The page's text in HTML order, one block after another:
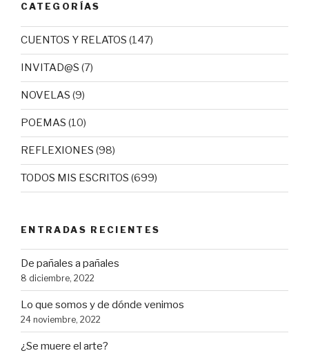
CATEGORÍAS
CUENTOS Y RELATOS (147)
INVITAD@S (7)
NOVELAS (9)
POEMAS (10)
REFLEXIONES (98)
TODOS MIS ESCRITOS (699)
ENTRADAS RECIENTES
De pañales a pañales
8 diciembre, 2022
Lo que somos y de dónde venimos
24 noviembre, 2022
¿Se muere el arte?